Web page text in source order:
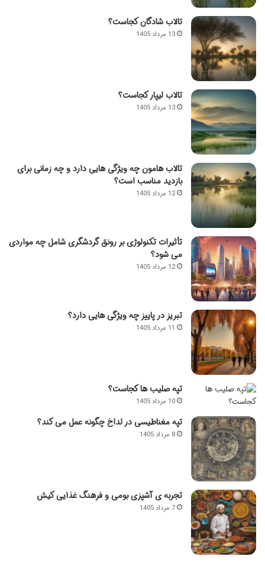
تالاب شادگان کجاست؟
13 مرداد 1405
تالاب لیپار کجاست؟
13 مرداد 1405
تالاب هامون چه ویژگی هایی دارد و چه زمانی برای
بازدید مناسب است؟
12 مرداد 1405
تأثیرات تکنولوژی بر رونق گردشگری شامل چه مواردی
می شود؟
12 مرداد 1405
تبریز در پاییز چه ویژگی هایی دارد؟
11 مرداد 1405
تپه صلیب ها کجاست؟
10 مرداد 1405
تپه مغناطیسی در لداخ چگونه عمل می کند؟
8 مرداد 1405
تجربه ی آشپزی بومی و فرهنگ غذایی کیش
7 مرداد 1405